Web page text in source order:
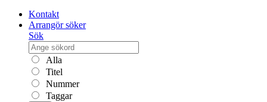
Kontakt
Arrangör söker
Sök
Alla
Titel
Nummer
Taggar